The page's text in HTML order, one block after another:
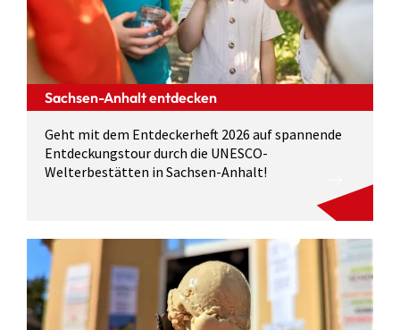
Sachsen-Anhalt entdecken
Geht mit dem Entdeckerheft 2026 auf spannende
Entdeckungstour durch die UNESCO-
Welterbestätten in Sachsen-Anhalt!